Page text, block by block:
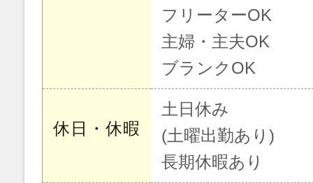
フリーターOK
主婦・主夫OK
ブランクOK
休日・休暇
土日休み
(土曜出勤あり)
長期休暇あり